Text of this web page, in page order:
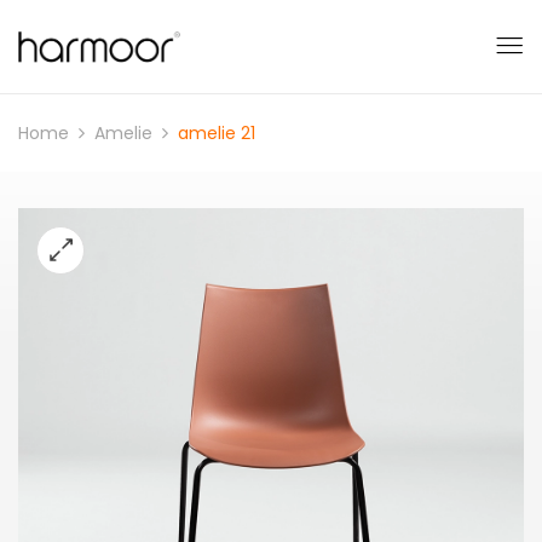
Home Amelie amelie 21